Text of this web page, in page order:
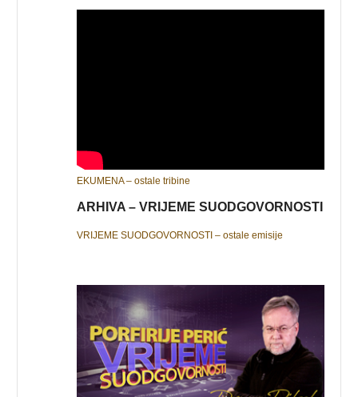
EKUMENA – ostale tribine
ARHIVA – VRIJEME SUODGOVORNOSTI
VRIJEME SUODGOVORNOSTI – ostale emisije